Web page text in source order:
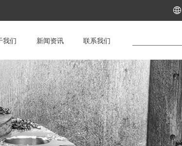
我们 新闻资讯 联系我们